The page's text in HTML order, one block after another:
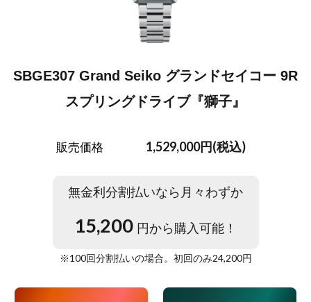
SBGE307 Grand Seiko グランドセイコー 9R
スプリングドライブ『獅子』
販売価格 1,529,000円(税込)
無金利分割払いなら月々わずか
15,200 円から購入可能！
※100回分割払いの場合。初回のみ24,200円